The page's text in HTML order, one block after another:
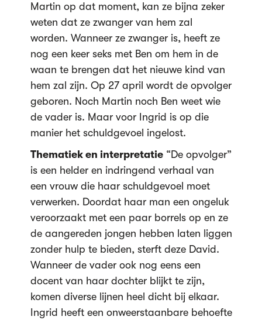
Martin op dat moment, kan ze bijna zeker
weten dat ze zwanger van hem zal
worden. Wanneer ze zwanger is, heeft ze
nog een keer seks met Ben om hem in de
waan te brengen dat het nieuwe kind van
hem zal zijn. Op 27 april wordt de opvolger
geboren. Noch Martin noch Ben weet wie
de vader is. Maar voor Ingrid is op die
manier het schuldgevoel ingelost.
Thematiek en interpretatie“De opvolger”
is een helder en indringend verhaal van
een vrouw die haar schuldgevoel moet
verwerken. Doordat haar man een ongeluk
veroorzaakt met een paar borrels op en ze
de aangereden jongen hebben laten liggen
zonder hulp te bieden, sterft deze David.
Wanneer de vader ook nog eens een
docent van haar dochter blijkt te zijn,
komen diverse lijnen heel dicht bij elkaar.
Ingrid heeft een onweerstaanbare behoefte